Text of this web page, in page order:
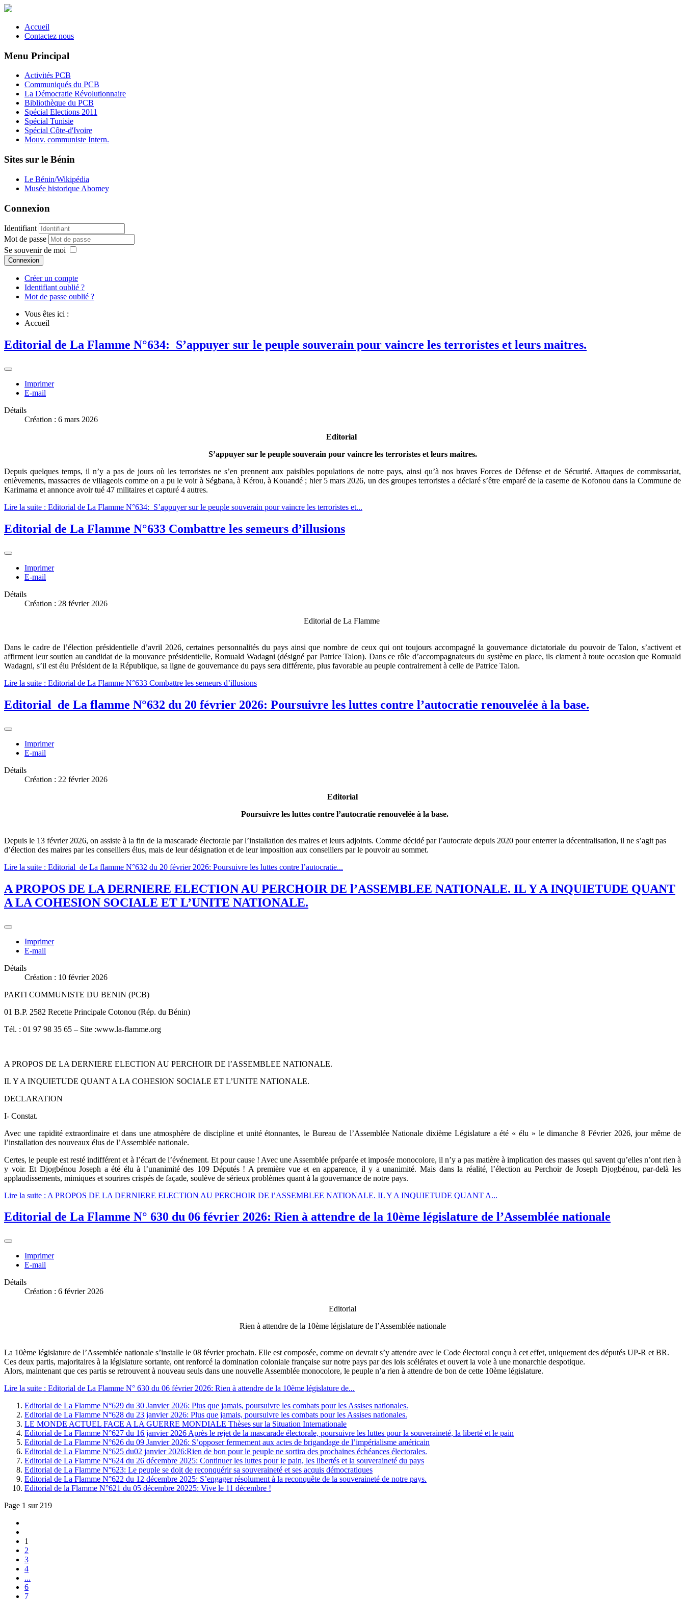
Accueil
Contactez nous
Menu Principal
Activités PCB
Communiqués du PCB
La Démocratie Révolutionnaire
Bibliothèque du PCB
Spécial Elections 2011
Spécial Tunisie
Spécial Côte-d'Ivoire
Mouv. communiste Intern.
Sites sur le Bénin
Le Bénin/Wikipédia
Musée historique Abomey
Connexion
Identifiant
Mot de passe
Se souvenir de moi
Connexion
Créer un compte
Identifiant oublié ?
Mot de passe oublié ?
Vous êtes ici :
Accueil
Editorial de La Flamme N°634: S’appuyer sur le peuple souverain pour vaincre les terroristes et leurs maitres.
Imprimer
E-mail
Détails
Création : 6 mars 2026
Editorial
S’appuyer sur le peuple souverain pour vaincre les terroristes et leurs maitres.
Depuis quelques temps, il n’y a pas de jours où les terroristes ne s’en prennent aux paisibles populations de notre pays, ainsi qu’à nos braves Forces de Défense et de Sécurité. Attaques de commissariat,
enlèvements, massacres de villageois comme on a pu le voir à Ségbana, à Kérou, à Kouandé ; hier 5 mars 2026, un des groupes terroristes a déclaré s’être emparé de la caserne de Kofonou dans la Commune de
Karimama et annonce avoir tué 47 militaires et capturé 4 autres.
Lire la suite : Editorial de La Flamme N°634: S’appuyer sur le peuple souverain pour vaincre les terroristes et...
Editorial de La Flamme N°633 Combattre les semeurs d’illusions
Imprimer
E-mail
Détails
Création : 28 février 2026
Editorial de La Flamme
Dans le cadre de l’élection présidentielle d’avril 2026, certaines personnalités du pays ainsi que nombre de ceux qui ont toujours accompagné la gouvernance dictatoriale du pouvoir de Talon, s’activent et
affirment leur soutien au candidat de la mouvance présidentielle, Romuald Wadagni (désigné par Patrice Talon). Dans ce rôle d’accompagnateurs du système en place, ils clament à toute occasion que Romuald
Wadagni, s’il est élu Président de la République, sa ligne de gouvernance du pays sera différente, plus favorable au peuple contrairement à celle de Patrice Talon.
Lire la suite : Editorial de La Flamme N°633 Combattre les semeurs d’illusions
Editorial de La flamme N°632 du 20 février 2026: Poursuivre les luttes contre l’autocratie renouvelée à la base.
Imprimer
E-mail
Détails
Création : 22 février 2026
Editorial
Poursuivre les luttes contre l’autocratie renouvelée à la base.
Depuis le 13 février 2026, on assiste à la fin de la mascarade électorale par l’installation des maires et leurs adjoints. Comme décidé par l’autocrate depuis 2020 pour enterrer la décentralisation, il ne s’agit pas
d’élection des maires par les conseillers élus, mais de leur désignation et de leur imposition aux conseillers par le pouvoir au sommet.
Lire la suite : Editorial de La flamme N°632 du 20 février 2026: Poursuivre les luttes contre l’autocratie...
A PROPOS DE LA DERNIERE ELECTION AU PERCHOIR DE l’ASSEMBLEE NATIONALE. IL Y A INQUIETUDE QUANT
A LA COHESION SOCIALE ET L’UNITE NATIONALE.
Imprimer
E-mail
Détails
Création : 10 février 2026
PARTI COMMUNISTE DU BENIN (PCB)
01 B.P. 2582 Recette Principale Cotonou (Rép. du Bénin)
Tél. : 01 97 98 35 65 – Site :www.la-flamme.org
A PROPOS DE LA DERNIERE ELECTION AU PERCHOIR DE l’ASSEMBLEE NATIONALE.
IL Y A INQUIETUDE QUANT A LA COHESION SOCIALE ET L’UNITE NATIONALE.
DECLARATION
I- Constat.
Avec une rapidité extraordinaire et dans une atmosphère de discipline et unité étonnantes, le Bureau de l’Assemblée Nationale dixième Législature a été « élu » le dimanche 8 Février 2026, jour même de
l’installation des nouveaux élus de l’Assemblée nationale.
Certes, le peuple est resté indifférent et à l’écart de l’événement. Et pour cause ! Avec une Assemblée préparée et imposée monocolore, il n’y a pas matière à implication des masses qui savent qu’elles n’ont rien à
y voir. Et Djogbénou Joseph a été élu à l’unanimité des 109 Députés ! A première vue et en apparence, il y a unanimité. Mais dans la réalité, l’élection au Perchoir de Joseph Djogbénou, par-delà les
applaudissements, mimiques et sourires crispés de façade, soulève de sérieux problèmes quant à la gouvernance de notre pays.
Lire la suite : A PROPOS DE LA DERNIERE ELECTION AU PERCHOIR DE l’ASSEMBLEE NATIONALE. IL Y A INQUIETUDE QUANT A...
Editorial de La Flamme N° 630 du 06 février 2026: Rien à attendre de la 10ème législature de l’Assemblée nationale
Imprimer
E-mail
Détails
Création : 6 février 2026
Editorial
Rien à attendre de la 10ème législature de l’Assemblée nationale
La 10ème législature de l’Assemblée nationale s’installe le 08 février prochain. Elle est composée, comme on devrait s’y attendre avec le Code électoral conçu à cet effet, uniquement des députés UP-R et BR.
Ces deux partis, majoritaires à la législature sortante, ont renforcé la domination coloniale française sur notre pays par des lois scélérates et ouvert la voie à une monarchie despotique.
Alors, maintenant que ces partis se retrouvent à nouveau seuls dans une nouvelle Assemblée monocolore, le peuple n’a rien à attendre de bon de cette 10ème législature.
Lire la suite : Editorial de La Flamme N° 630 du 06 février 2026: Rien à attendre de la 10ème législature de...
Editorial de La Flamme N°629 du 30 Janvier 2026: Plus que jamais, poursuivre les combats pour les Assises nationales.
Editorial de La Flamme N°628 du 23 janvier 2026: Plus que jamais, poursuivre les combats pour les Assises nationales.
LE MONDE ACTUEL FACE A LA GUERRE MONDIALE Thèses sur la Situation Internationale
Editorial de La Flamme N°627 du 16 janvier 2026 Après le rejet de la mascarade électorale, poursuivre les luttes pour la souveraineté, la liberté et le pain
Editorial de La Flamme N°626 du 09 Janvier 2026: S’opposer fermement aux actes de brigandage de l’impérialisme américain
Editorial de La Flamme N°625 du02 janvier 2026:Rien de bon pour le peuple ne sortira des prochaines échéances électorales.
Editorial de La Flamme N°624 du 26 décembre 2025: Continuer les luttes pour le pain, les libertés et la souveraineté du pays
Editorial de La Flamme N°623: Le peuple se doit de reconquérir sa souveraineté et ses acquis démocratiques
Editorial de La Flamme N°622 du 12 décembre 2025: S’engager résolument à la reconquête de la souveraineté de notre pays.
Editorial de la Flamme N°621 du 05 décembre 20225: Vive le 11 décembre !
Page 1 sur 219
1
2
3
4
...
6
7